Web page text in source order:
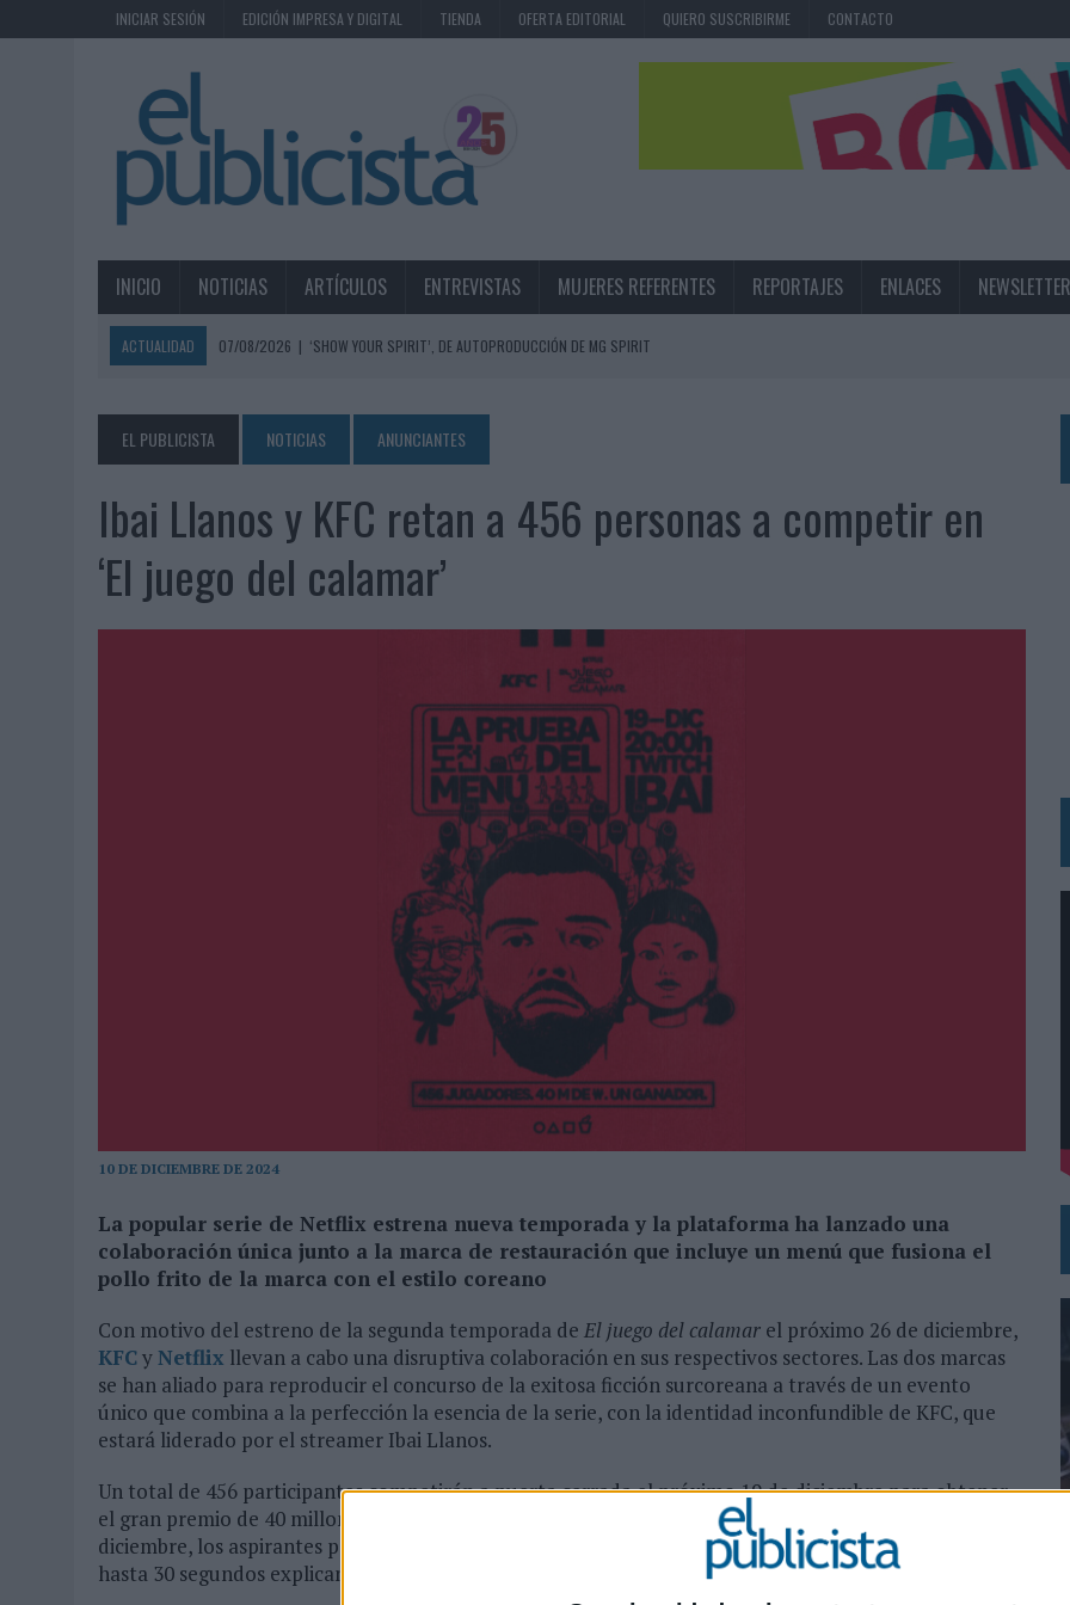
INICIAR SESIÓN EDICIÓN IMPRESA Y DIGITAL TIENDA OFERTA EDITORIAL QUIERO SUSCRIBIRME CONTACTO
INICIO NOTICIAS ARTÍCULOS ENTREVISTAS MUJERES REFERENTES REPORTAJES ENLACES NEWSLETTER
ACTUALIDAD 07/08/2026 | ‘SHOW YOUR SPIRIT’, DE AUTOPRODUCCIÓN DE MG SPIRIT
07/08/2026 | MG SPIRIT RELANZA SU MARCA CON UNA ESTRATEGIA 360º CENTRADA EN EL ORIGEN BARCELONÉS
07/08/2026
PATRÓN CONVIERTE EL NUEVO SINGLE DE ARÓN PIPER EN UNA EXPERIENCIA DE MARCA EN IBIZA
07/08/2026 | EL VERANO PONE A PRUEBA LA ESTRATEGIA DIGITAL DE LAS MARCAS
07/08/2026 |
VUELING CONVIERTE LOS RECUERDOS EN SOUVENIRS CON IA
SIETE DE CADA DIEZ EMPRESAS ESPAÑOLAS NO INTEGRAN LA INFANCIA EN SU ESTRATEGIA
LA TELEVISIÓN SIGUE LIDERANDO EL CONSUMO DE MEDIOS EN VERANO Y SUPERA AL MÓVIL COMO DISPOSITIVO MÁS UTILIZADO
EL USO DE LA IA GENERATIVA ALCANZA YA AL 62% DE LOS ESPAÑOLES
SYSTEM1 NOMBRA A KIMBERLY BASTONI COMO NUEVA DIRECTORA COMERCIAL GLOBAL
FRIGO Y UNIQLO LANZAN UNA COLECCIÓN PERSONALIZABLE INSPIRADA EN CORNETTO, CALIPPO Y SOLERO
LA IA ESTÁ SUBIENDO EL LISTÓN DE LA CREATIVIDAD
BEON WORLDWIDE LANZA RAÍZ URBANA PARA TRANSFORMAR EL PATRIMONIO HISTÓRICO EN ACTIVOS CULTURALES Y ECONÓMICOS
FABRA COMUNICACIÓN INCORPORA A CASONÁ Y ASUME LA GESTIÓN DE SUS RELACIONES CON LOS MEDIOS
LOPESAN HOTELS & RESORTS ACERCA EL PARAÍSO CANARIO EN SU ÚLTIMA CAMPAÑA INTERNACIONAL
LUIS ARQUILLOS (BURGO DE ARIAS): “LA CONSTRUCCIÓN DE MARCA A LARGO PLAZO Y LA MEDICIÓN SON DOS CARAS DE LA MISMA
‘ALEXIA PUTELLAS X GALAXY Z FOLD8 – SIN LÍMITES’, DE CHEIL SPAIN PARA SAMSUNG ELECTRONICS IBERIA
EL PUBLICISTA NOTICIAS ANUNCIANTES
Ibai Llanos y KFC retan a 456 personas a competir en
‘El juego del calamar’
10 DE DICIEMBRE DE 2024
La popular serie de Netflix estrena nueva temporada y la plataforma ha lanzado una
colaboración única junto a la marca de restauración que incluye un menú que fusiona el
pollo frito de la marca con el estilo coreano
Con motivo del estreno de la segunda temporada de El juego del calamar el próximo 26 de diciembre,
KFCyNetflix llevan a cabo una disruptiva colaboración en sus respectivos sectores. Las dos marcas
se han aliado para reproducir el concurso de la exitosa ficción surcoreana a través de un evento
único que combina a la perfección la esencia de la serie, con la identidad inconfundible de KFC, que
estará liderado por el streamer Ibai Llanos.
Un total de 456 participantes competirán a puerta cerrada el próximo 19 de diciembre para obtener
el gran premio de 40 millones de wones, que equivalen a 27.108 euros. Desde el 10 hasta el 16 de
diciembre, los aspirantes podrán inscribirse a través de
este enlacey deberán compartir un vídeo de
hasta 30 segundos explicando por qué merecen ser seleccionados y qué harían con el premio.